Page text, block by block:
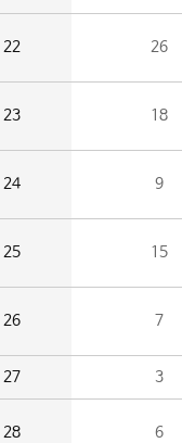
22 26
23 18
24 9
25 15
26 7
27 3
28 6